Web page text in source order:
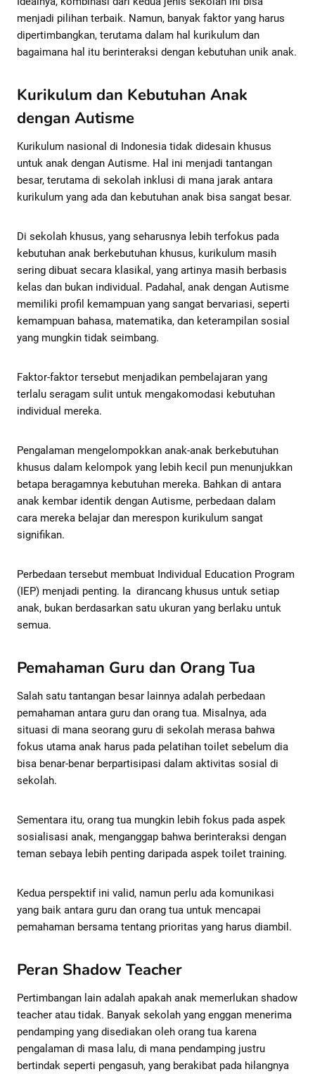
menjadi pilihan terbaik. Namun, banyak faktor yang harus
dipertimbangkan, terutama dalam hal kurikulum dan
bagaimana hal itu berinteraksi dengan kebutuhan unik anak.
Kurikulum dan Kebutuhan Anak
dengan Autisme
Kurikulum nasional di Indonesia tidak didesain khusus
untuk anak dengan Autisme. Hal ini menjadi tantangan
besar, terutama di sekolah inklusi di mana jarak antara
kurikulum yang ada dan kebutuhan anak bisa sangat besar.
Di sekolah khusus, yang seharusnya lebih terfokus pada
kebutuhan anak berkebutuhan khusus, kurikulum masih
sering dibuat secara klasikal, yang artinya masih berbasis
kelas dan bukan individual. Padahal, anak dengan Autisme
memiliki profil kemampuan yang sangat bervariasi, seperti
kemampuan bahasa, matematika, dan keterampilan sosial
yang mungkin tidak seimbang.
Faktor-faktor tersebut menjadikan pembelajaran yang
terlalu seragam sulit untuk mengakomodasi kebutuhan
individual mereka.
Pengalaman mengelompokkan anak-anak berkebutuhan
khusus dalam kelompok yang lebih kecil pun menunjukkan
betapa beragamnya kebutuhan mereka. Bahkan di antara
anak kembar identik dengan Autisme, perbedaan dalam
cara mereka belajar dan merespon kurikulum sangat
signifikan.
Perbedaan tersebut membuat Individual Education Program
(IEP) menjadi penting. Ia dirancang khusus untuk setiap
anak, bukan berdasarkan satu ukuran yang berlaku untuk
semua.
Pemahaman Guru dan Orang Tua
Salah satu tantangan besar lainnya adalah perbedaan
pemahaman antara guru dan orang tua. Misalnya, ada
situasi di mana seorang guru di sekolah merasa bahwa
fokus utama anak harus pada pelatihan toilet sebelum dia
bisa benar-benar berpartisipasi dalam aktivitas sosial di
sekolah.
Sementara itu, orang tua mungkin lebih fokus pada aspek
sosialisasi anak, menganggap bahwa berinteraksi dengan
teman sebaya lebih penting daripada aspek toilet training.
Kedua perspektif ini valid, namun perlu ada komunikasi
yang baik antara guru dan orang tua untuk mencapai
pemahaman bersama tentang prioritas yang harus diambil.
Peran Shadow Teacher
Pertimbangan lain adalah apakah anak memerlukan shadow
teacher atau tidak. Banyak sekolah yang enggan menerima
pendamping yang disediakan oleh orang tua karena
pengalaman di masa lalu, di mana pendamping justru
bertindak seperti pengasuh, yang berakibat pada hilangnya